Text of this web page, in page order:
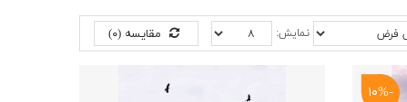
نمایش: مقایسه (۰)
-۱۰%